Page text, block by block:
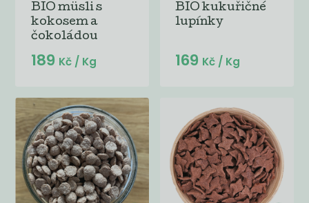
BIO müsli s
kokosem a
čokoládou
189 Kč / Kg
BIO kukuřičné
lupínky
169 Kč / Kg